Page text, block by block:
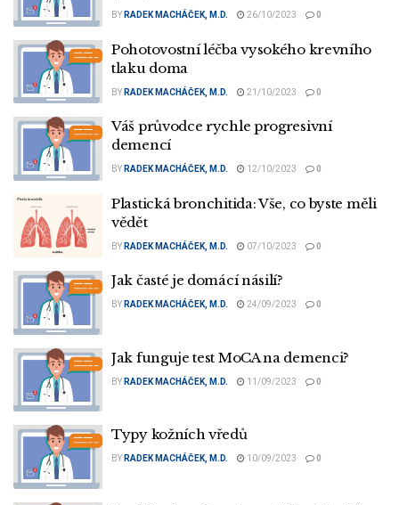
BY RADEK MACHÁČEK, M.D. 26/10/2023 0
Pohotovostní léčba vysokého krevního
tlaku doma
BY RADEK MACHÁČEK, M.D. 21/10/2023 0
Váš průvodce rychle progresivní
demencí
BY RADEK MACHÁČEK, M.D. 12/10/2023 0
Plastická bronchitida: Vše, co byste měli
vědět
BY RADEK MACHÁČEK, M.D. 07/10/2023 0
Jak časté je domácí násilí?
BY RADEK MACHÁČEK, M.D. 24/09/2023 0
Jak funguje test MoCA na demenci?
BY RADEK MACHÁČEK, M.D. 11/09/2023 0
Typy kožních vředů
BY RADEK MACHÁČEK, M.D. 10/09/2023 0